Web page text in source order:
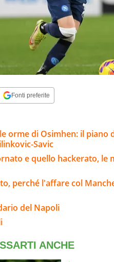
Fonti preferite
orme di Osimhen: il piano
Savic
e quello hackerato, le
perché l'affare col
del Napoli